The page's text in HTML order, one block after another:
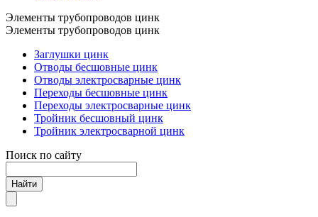
Элементы трубопроводов цинк
Элементы трубопроводов цинк
Заглушки цинк
Отводы бесшовные цинк
Отводы электросварные цинк
Переходы бесшовные цинк
Переходы электросварные цинк
Тройник бесшовный цинк
Тройник электросварной цинк
Поиск по сайту
Найти